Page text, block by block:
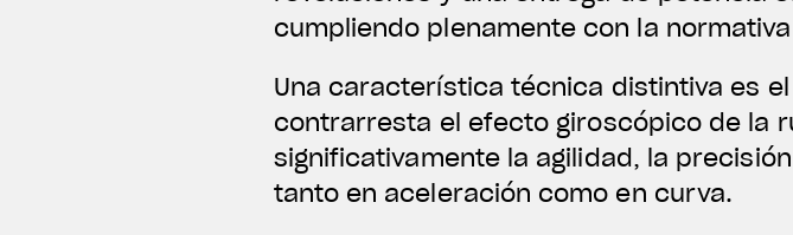
cumpliendo plenamente con la normativa
Una característica técnica distintiva es
contrarresta el efecto giroscópico de la
significativamente la agilidad, la
tanto en aceleración como en curva.